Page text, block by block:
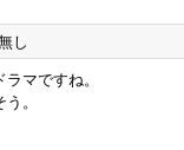
し
マですね。
。